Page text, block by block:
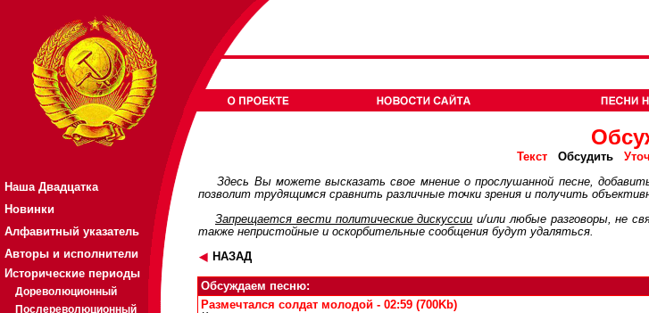
Наша Двадцатка
Новинки
Алфавитный указатель
Авторы и исполнители
Исторические периоды
Дореволюционный
Послереволюционный
Текст Обсудить
Здесь Вы можете высказать свое мнение о прослушанной песне,
позволит трудящимся сравнить различные точки зрения и получить
Запрещается вести политические дискуcсии и/или любые разговоры, не
также непристойные и оскорбительные сообщения будут удаляться.
НАЗАД
Обсуждаем песню:
Размечтался солдат молодой - 02:59 (700Kb)